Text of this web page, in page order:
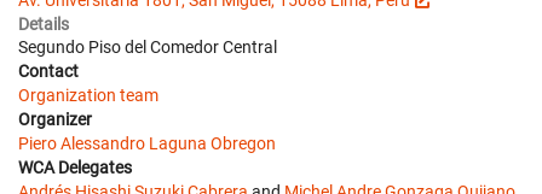
Details
Segundo Piso del Comedor Central
Contact
Organization team
Organizer
Piero Alessandro Laguna Obregon
WCA Delegates